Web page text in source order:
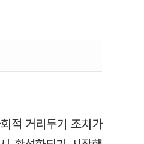
적 거리두기 조치가